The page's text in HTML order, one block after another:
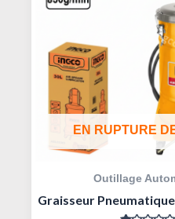
EN RUPTURE
Outillage
Graisseur